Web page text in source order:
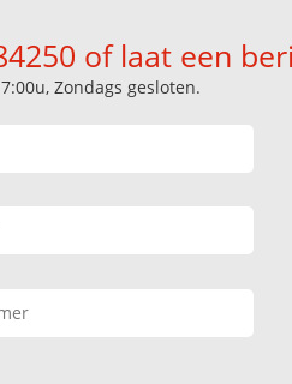
of laat een
Zondags gesloten.